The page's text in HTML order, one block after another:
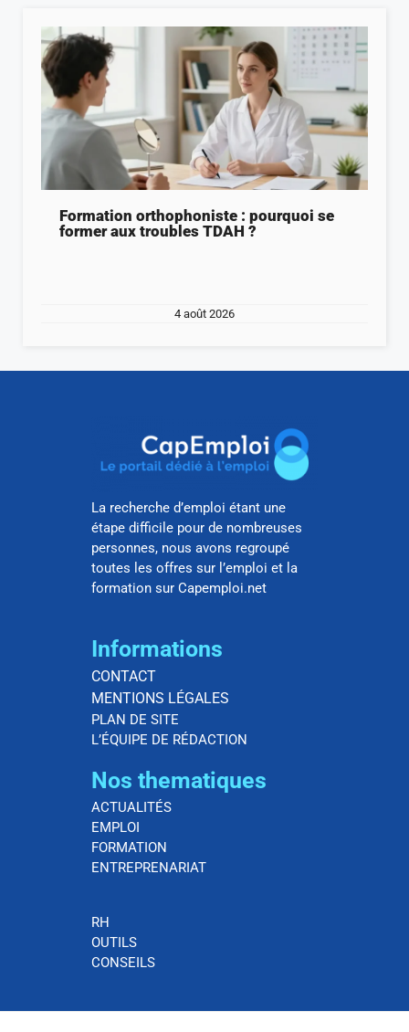
Formation orthophoniste : pourquoi se
former aux troubles TDAH ?
4 août 2026
La recherche d’emploi étant une
étape difficile pour de nombreuses
personnes, nous avons regroupé
toutes les offres sur l’emploi et la
formation sur Capemploi.net
Informations
CONTACT
MENTIONS LÉGALES
PLAN DE SITE
L’ÉQUIPE DE RÉDACTION
Nos thematiques
ACTUALITÉS
EMPLOI
FORMATION
ENTREPRENARIAT
RH
OUTILS
CONSEILS